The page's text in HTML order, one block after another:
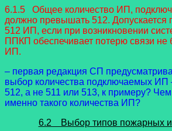
6.1.5 Общее количество ИП,
должно превышать 512. Допускается
512 ИП, если при возникновении
ППКП обеспечивает потерю связи не
ИП.
– первая редакция СП
выбор количества подключаемых ИП
512, а не 511 или 513, к примеру?
именно такого количества ИП?
6.2 Выбор типов пожарных